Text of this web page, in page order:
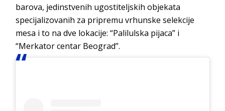
barova, jedinstvenih ugostiteljskih objekata
specijalizovanih za pripremu vrhunske selekcije
mesa i to na dve lokacije: “Palilulska pijaca” i
“Merkator centar Beograd”.